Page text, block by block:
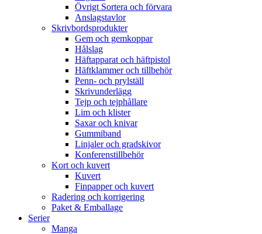
Övrigt Sortera och förvara
Anslagstavlor
Skrivbordsprodukter
Gem och gemkoppar
Hålslag
Häftapparat och häftpistol
Häftklammer och tillbehör
Penn- och prylställ
Skrivunderlägg
Tejp och tejphållare
Lim och klister
Saxar och knivar
Gummiband
Linjaler och gradskivor
Konferenstillbehör
Kort och kuvert
Kuvert
Finpapper och kuvert
Radering och korrigering
Paket & Emballage
Serier
Manga